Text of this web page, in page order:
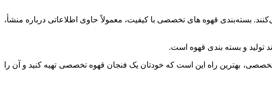
بسته‌بندی قهوه های تخصصی با کیفیت، معمولاً حاوی اطلاعاتی درباره منشأ،
تولید و بسته بندی قهوه است.
بهترین راه این است که خودتان یک فنجان قهوه تخصصی تهیه کنید و آن را